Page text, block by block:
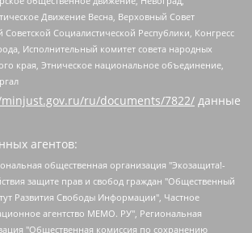
Движение Весна, Верховный Совет
Социалистической Республики, Конгресс
Исполнительный комитет совета народных
края, Этническое национальное объединение,
ru/documents/7822/ данные
агентов:
Красноярская региональная общественная организация "Мы против СПИДа", Камалягин Денис Николаевич, Маркелов Сергей Евгеньевич, Пономарев Лев Александрович, Савицкая Людмила Алексеевна, Автономная некоммерческая организация "Центр по работе с проблемой насилия "НАСИЛИЮ.НЕТ", Межрегиональный профессиональный союз работников здравоохранения "Альянс врачей", Юридическое лицо, зарегистрированное в Латвийской Республике, SIA "Medusa Project" (регистрационный номер 40103797863, дата регистрации 10.06.2014), Некоммерческая организация "Фонд по борьбе с коррупцией", Автономная некоммерческая организация "Институт права и публичной политики", Баданин Роман Сергеевич, Гликин Максим Александрович, Железнова Мария Михайловна, Лукьянова Юлия Сергеевна, Маетная Елизавета Витальевна, Маняхин Петр Борисович, Чуракова Ольга Владимировна, Ярош Юлия Петровна, Юридическое лицо "The Insider SIA", зарегистрированное в Риге, Латвийская Республика (дата регистрации 26.06.2015), являющееся администратором доменного имени интернет-издания "The Insider SIA", https://theins.ru, Постернак Алексей Евгеньевич, Рубин Михаил Аркадьевич, Анин Роман Александрович, Юридическое лицо Istories fonds, зарегистрированное в Латвийской Республике (регистрационный номер 50008295751, дата регистрации 24.02.2020), Великовский Дмитрий Александрович, Долинина Ирина Николаевна, Мароховская Алеся Алексеевна, Шлейнов Роман Юрьевич, Шмагун Олеся Валентиновна, Общество с ограниченной ответственностью "Альтаир 2021", Общество с ограниченной ответственностью "Вега 2021", Общество с ограниченной ответственностью "Главный редактор 2021", Общество с ограниченной ответственностью "Ромашки монолит", Важенков Артем Валерьевич, Ивановская областная общественная организация "Центр гендерных исследований", Гурман Юрий Альбертович, Медиапроект "ОВД-Инфо", Егоров Владимир Владимирович, Жилинский Владимир Александрович, Общество с ограниченной ответственностью "ЗП", Иванова София Юрьевна, Карезина Инна Павловна, Кильтау Екатерина Викторовна, Петров Алексей Викторович, Пискунов Сергей Евгеньевич, Смирнов Сергей Сергеевич, Тихонов Михаил Сергеевич, Общество с ограниченной ответственностью "ЖУРНАЛИСТ-ИНОСТРАННЫЙ АГЕНТ", Арапова Галина Юрьевна, Вольтская Татьяна Анатольевна, Американская компания "Mason G.E.S. Anonymous Foundation" (США), являющаяся владельцем интернет-издания https://mnews.world/, Компания "Stichting Bellingcat", зарегистрированная в Нидерландах (дата регистрации 11.07.2018), Захаров Андрей Вячеславович, Клепиковская Екатерина Дмитриевна, Общество с ограниченной ответственностью "МЕМО", Перл Роман Александрович, Симонов Евгений Алексеевич, Соловьева Елена Анатольевна, Сотников Даниил Владимирович, Сурначева Елизавета Дмитриевна, Автономная некоммерческая организация по защите прав человека и информированию населения "Якутия – Наше Мнение", Общество с ограниченной ответственностью "Москоу диджитал медиа", с 26.01.2023 Общество с ограниченной ответственностью "Чайка Белые сады", Ветошкина Валерия Валерьевна, Заговора Максим Александрович, Межрегиональное общественное движение "Российская ЛГБТ - сеть", Оленичев Максим Владимирович, Павлов Иван Юрьевич, Скворцова Елена Сергеевна, Общество с ограниченной ответственностью "Как бы инагент", Кочетков Игорь Викторович, Общество с ограниченной ответственностью "Честные выборы", Еланчик Олег Александрович, Общество с ограниченной ответственностью "Нобелевский призыв", Гималова Регина Эмилевна, Григорьев Андрей Валерьевич, Григорьева Алина Александровна, Ассоциация по содействию защите прав призывников, альтернативнослужащих и военнослужащих "Правозащитная группа "Гражданин.Армия.Право", Хисамова Регина Фаритовна, Автономная некоммерческая организация по реализации социально-правовых программ "Лилит", Дальневосточное общественное движение "Маяк", Санкт-Петербургская ЛГБТ-инициативная группа "Выход", Инициативная группа ЛГБТ+ "Реверс", Алексеев Андрей Викторович, Бекбулатова Таисия Львовна, Беляев Иван Михайлович, Владыкина Елена Сергеевна, Гельман Марат Александрович, Никульшина Вероника Юрьевна, Толоконникова Надежда Андреевна, Шендерович Виктор Анатольевич, Общество с ограниченной ответственностью "Данное сообщение", Общество с ограниченной ответственностью Издательский дом "Новая глава", Айнбиндер Александра Александровна, Московский комьюнити-центр для ЛГБТ+инициатив, Благотворительный фонд развития филантропии, Deutsche Welle (Германия, Kurt-Schumacher-Strasse 3, 53113 Bonn), Борзунова Мария Михайловна, Воробьев Виктор Викторович, Голубева Анна Львовна, Константинова Алла Михайловна, Малкова Ирина Владимировна, Мурадов Мурад Абдулгалимович, Осетинская Елизавета Николаевна, Понасенков Евгений Николаевич, Ганапольский Матвей Юрьевич, Киселев Евгений Алексеевич, Борухович Ирина Григорьевна, Дремин Иван Тимофеевич, Дубровский Дмитрий Викторович, Красноярская региональная общественная организация поддержки и развития альтернативных образовательных технологий и межкультурных коммуникаций "ИНТЕРРА", Маяковская Екатерина Алексеевна, Фейгин Марк Захарович, Филимонов Андрей Викторович, Дзугкоева Регина Николаевна, Доброхотов Роман Александрович, Дудь Юрий Александрович, Елкин Сергей Владимирович, Кругликов Кирилл Игоревич, Сабунаева Мария Леонидовна, Семенов Алексей Владимирович, Шаинян Карен Багратович, Шульман Екатерина Михайловна, Асафьев Артур Валерьевич, Вахштайн Виктор Семенович, Венедиктов Алексей Алексеевич, Лушникова Екатерина Евгеньевна, Волков Леонид Михайлович, Невзоров Александр Глебович, Пархоменко Сергей Борисович, Сироткин Ярослав Николаевич, Кара-Мурза Владимир Владимирович, Баранова Наталья Владимировна, Гозман Леонид Яковлевич, Кагарлицкий Борис Юльевич, Климарев Михаил Валерьевич, Милов Владимир Станиславович, Автономная некоммерческая организация Краснодарский центр современного искусства "Типография", Моргенштерн Алишер Тагирович, Соболь Любовь Эдуардовна, Общество с ограниченной ответственностью "ЛИЗА НОРМ", Каспаров Гарри Кимович, Ходорковский Михаил Борисович, Общество с ограниченной ответственностью "Апрельские тезисы", Данилович Ирина Брониславовна, Кашин Олег Владимирович, Петров Николай Владимирович, Пивоваров Алексей Владимирович, Соколов Михаил Владимирович, Цветкова Юлия Владимировна, Чичваркин Евгений Александрович, Комитет против пыток/Команда против пыток, Общество с ограниченной ответственностью "Первый научный", Общество с ограниченной ответственностью "Вертолет и ко", Белоцерковская Вероника Борисовна, Кац Максим Евгеньевич, Лазарева Татьяна Юрьевна, Шаведдинов Руслан Табризович, Яшин Илья Валерьевич, Общество с ограниченной ответственностью "Иноагент ААВ", Алешковский Дмитрий Петрович, Альбац Евгения Марковна, Быков Дмитрий Львович, Галямина Юлия Евгеньевна, Лойко Сергей Леонидович, Мартынов Кирилл Константинович, Медведев Сергей Александрович, Крашенинников Федор Геннадиевич, Гордеева Катерина Вл